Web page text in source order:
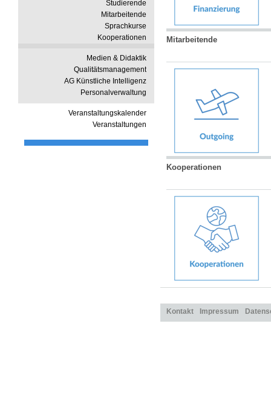
Studierende
Mitarbeitende
Sprachkurse
Kooperationen
Medien & Didaktik
Qualitätsmanagement
AG Künstliche Intelligenz
Personalverwaltung
Veranstaltungskalender
Veranstaltungen
Mitarbeitende
Kooperationen
Kontakt Impressum